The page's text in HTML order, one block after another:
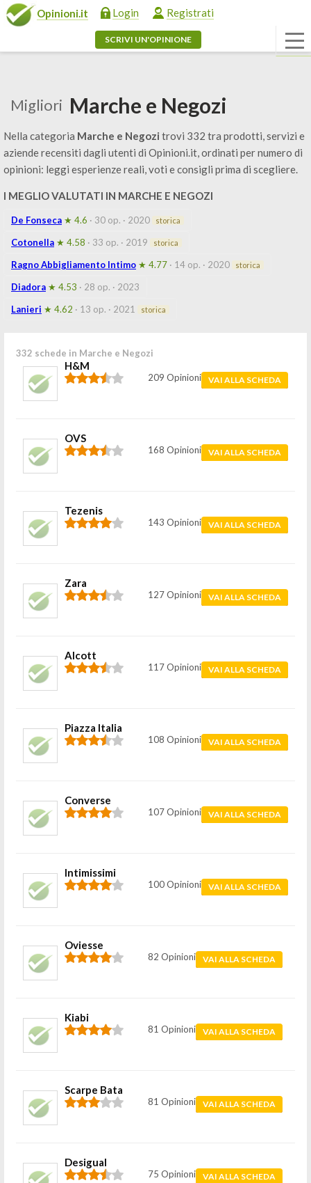
Opinioni.it Login Registrati
SCRIVI UN'OPINIONE
Migliori Marche e Negozi
Nella categoria Marche e Negozi trovi 332 tra prodotti, servizi e
aziende recensiti dagli utenti di Opinioni.it, ordinati per numero di
opinioni: leggi esperienze reali, voti e consigli prima di scegliere.
I MEGLIO VALUTATI IN MARCHE E NEGOZI
De Fonseca ★ 4.6 · 30 op. · 2020 storica
Cotonella ★ 4.58 · 33 op. · 2019 storica
Ragno Abbigliamento Intimo ★ 4.77 · 14 op. · 2020 storica
Diadora ★ 4.53 · 28 op. · 2023
Lanieri ★ 4.62 · 13 op. · 2021 storica
332 schede in Marche e Negozi
H&M
209 Opinioni VAI ALLA SCHEDA
OVS
168 Opinioni VAI ALLA SCHEDA
Tezenis
143 Opinioni VAI ALLA SCHEDA
Zara
127 Opinioni VAI ALLA SCHEDA
Alcott
117 Opinioni VAI ALLA SCHEDA
Piazza Italia
108 Opinioni VAI ALLA SCHEDA
Converse
107 Opinioni VAI ALLA SCHEDA
Intimissimi
100 Opinioni VAI ALLA SCHEDA
Oviesse
82 Opinioni VAI ALLA SCHEDA
Kiabi
81 Opinioni VAI ALLA SCHEDA
Scarpe Bata
81 Opinioni VAI ALLA SCHEDA
Desigual
75 Opinioni VAI ALLA SCHEDA